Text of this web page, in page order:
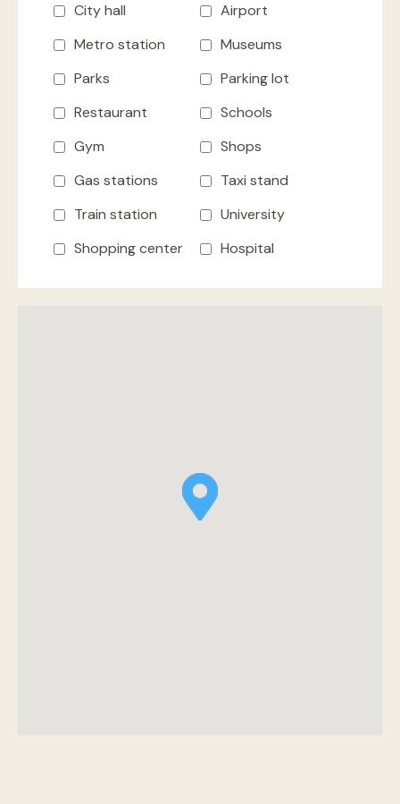
City hall
Airport
Metro station
Museums
Parks
Parking lot
Restaurant
Schools
Gym
Shops
Gas stations
Taxi stand
Train station
University
Shopping center
Hospital